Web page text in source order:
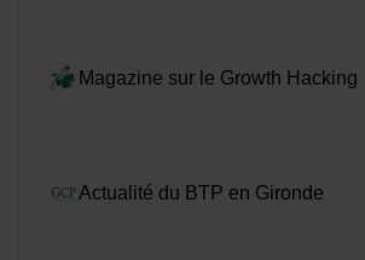
Magazine sur le Growth Hacking
Actualité du BTP en Gironde